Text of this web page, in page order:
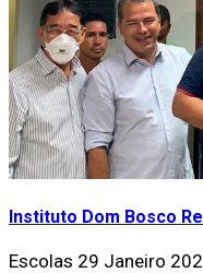
Instituto Dom Bosco
Escolas 29 Janeiro